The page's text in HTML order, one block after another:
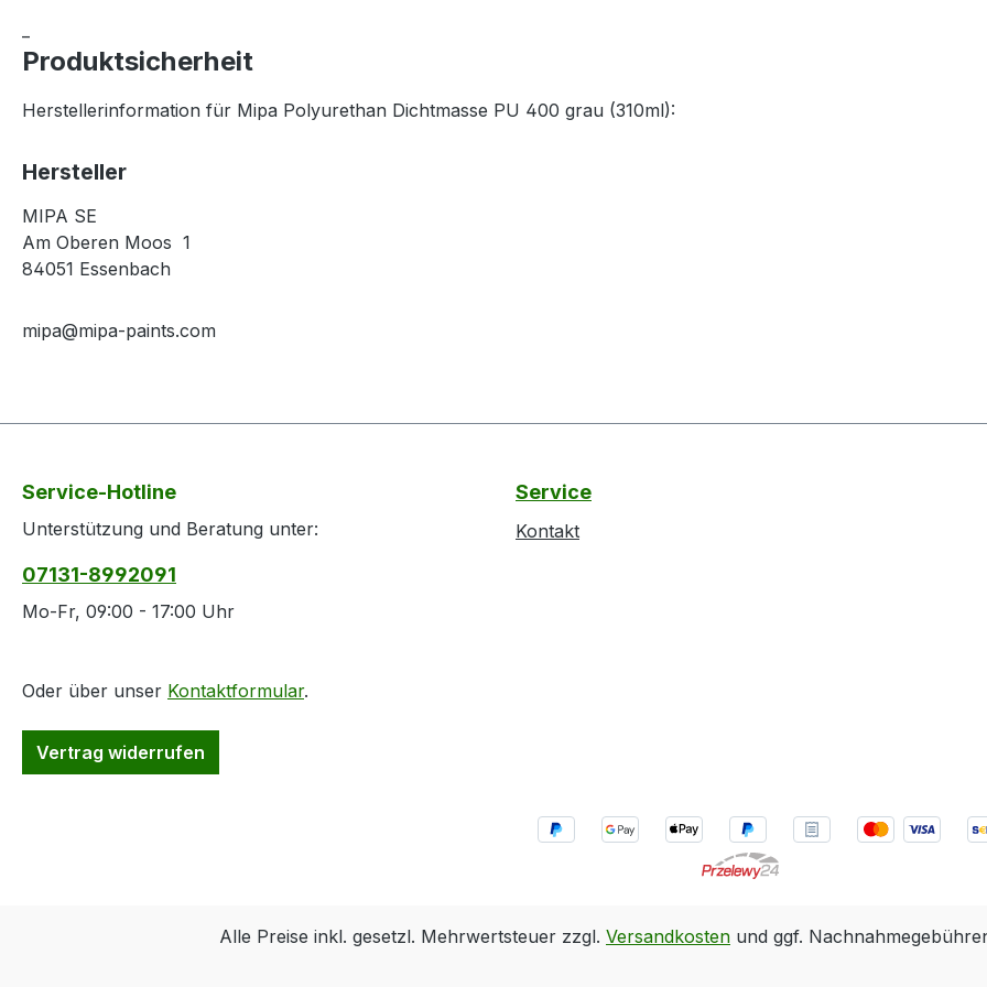
Produktsicherheit
Herstellerinformation für Mipa Polyurethan Dichtmasse PU 400 grau (310ml):
Hersteller
MIPA SE
Am Oberen Moos 1
84051 Essenbach
mipa@mipa-paints.com
Service-Hotline
Unterstützung und Beratung unter:
07131-8992091
Mo-Fr, 09:00 - 17:00 Uhr
Oder über unser Kontaktformular.
Vertrag widerrufen
Service
Kontakt
Alle Preise inkl. gesetzl. Mehrwertsteuer zzgl. Versandkosten und ggf.